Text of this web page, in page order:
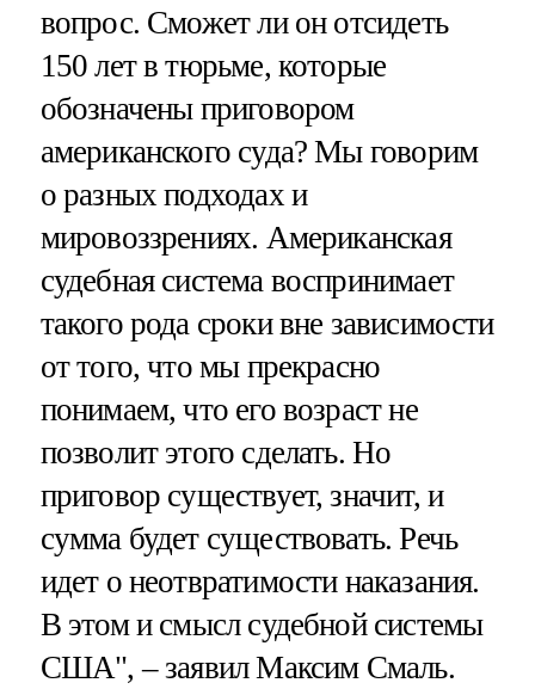
вопрос. Сможет ли он отсидеть
150 лет в тюрьме, которые
обозначены приговором
американского суда? Мы говорим
о разных подходах и
мировоззрениях. Американская
судебная система воспринимает
такого рода сроки вне зависимости
от того, что мы прекрасно
понимаем, что его возраст не
позволит этого сделать. Но
приговор существует, значит, и
сумма будет существовать. Речь
идет о неотвратимости наказания.
В этом и смысл судебной системы
США", – заявил Максим Смаль.